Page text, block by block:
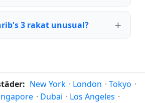
3 rakat unusual?
New York · London · Tokyo ·
· Dubai · Los Angeles ·